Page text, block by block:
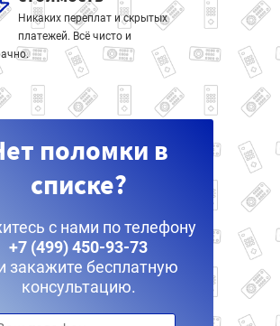
Никаких переплат и скрытых
платежей. Всё чисто и
поломки в
списке?
с нами по телефону
+7 (499) 450-93-73
закажите бесплатную
консультацию.